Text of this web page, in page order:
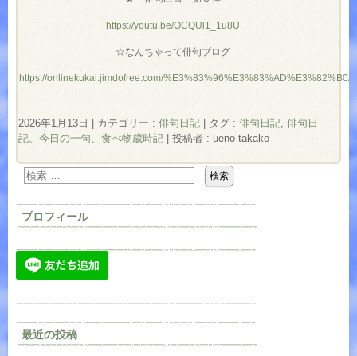
https://youtu.be/OCQUl1_1u8U
☆なんちゃって俳句ブログ
https://onlinekukai.jimdofree.com/%E3%83%96%E3%83%AD%E3%82%B0/
2026年1月13日 カテゴリー : 俳句日記 タグ : 俳句日記, 俳句日
記、今日の一句、食べ物歳時記
投稿者 : ueno takako
プロフィール
最近の投稿